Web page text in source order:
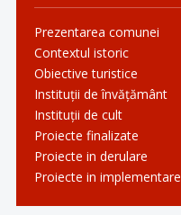
Prezentarea comunei
Contextul istoric
Obiective turistice
Instituții de învățământ
Instituții de cult
Proiecte finalizate
Proiecte in derulare
Proiecte in implementare